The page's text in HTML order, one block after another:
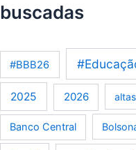
buscadas
#BBB26
2025 2026
Banco Central